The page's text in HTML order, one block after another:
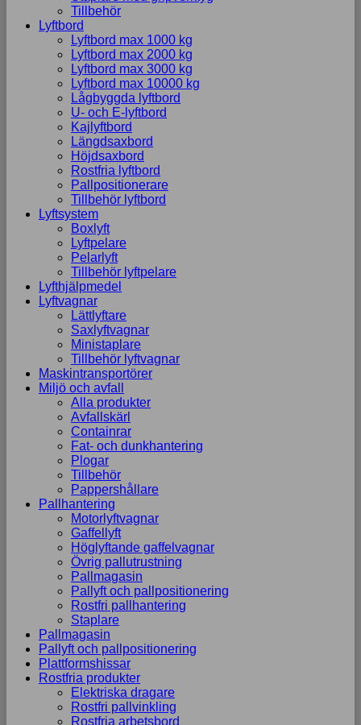
Tillbehör
Lyftbord
Lyftbord max 1000 kg
Lyftbord max 2000 kg
Lyftbord max 3000 kg
Lyftbord max 10000 kg
Lågbyggda lyftbord
U- och E-lyftbord
Kajlyftbord
Längdsaxbord
Höjdsaxbord
Rostfria lyftbord
Pallpositionerare
Tillbehör lyftbord
Lyftsystem
Boxlyft
Lyftpelare
Pelarlyft
Tillbehör lyftpelare
Lyfthjälpmedel
Lyftvagnar
Lättlyftare
Saxlyftvagnar
Ministaplare
Tillbehör lyftvagnar
Maskintransportörer
Miljö och avfall
Alla produkter
Avfallskärl
Containrar
Fat- och dunkhantering
Plogar
Tillbehör
Pappershållare
Pallhantering
Motorlyftvagnar
Gaffellyft
Höglyftande gaffelvagnar
Övrig pallutrustning
Pallmagasin
Pallyft och pallpositionering
Rostfri pallhantering
Staplare
Pallmagasin
Pallyft och pallpositionering
Plattformshissar
Rostfria produkter
Elektriska dragare
Rostfri pallvinkling
Rostfria arbetsbord